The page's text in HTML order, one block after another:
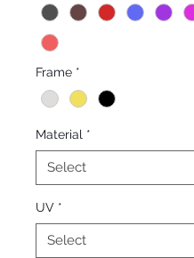
Frame *
Material *
UV *